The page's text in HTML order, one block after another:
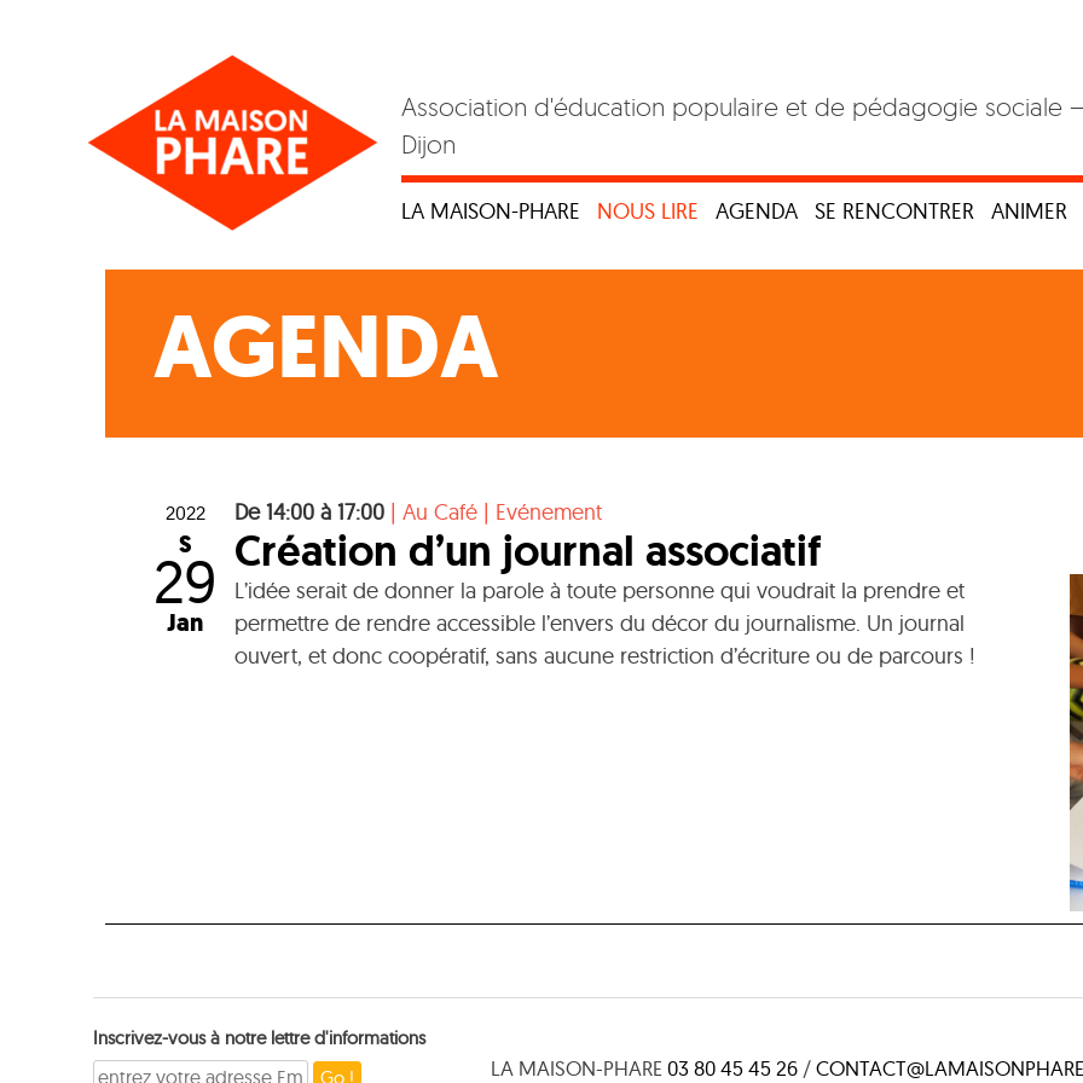
Association d'éducation populaire et de pédagogie sociale
Dijon
LA MAISON-PHARE NOUS LIRE AGENDA SE RENCONTRER ANIMER
AGENDA
2022
S
29
Jan
De 14:00 à 17:00 | Au Café | Evénement
Création d’un journal associatif
L’idée serait de donner la parole à toute personne qui voudrait la prendre et
permettre de rendre accessible l’envers du décor du journalisme. Un journal
ouvert, et donc coopératif, sans aucune restriction d’écriture ou de parcours !
Inscrivez-vous à notre lettre d'informations
LA MAISON-PHARE03 80 45 45 26 /